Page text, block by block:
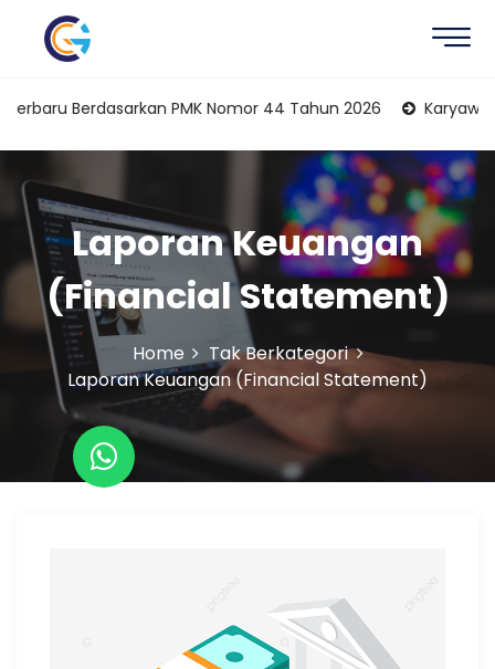
PMK Nomor 44 Tahun 2026 Karyawan Sebagai
Laporan Keuangan
(Financial Statement)
Home
Tak Berkategori
Laporan Keuangan (Financial Statement)